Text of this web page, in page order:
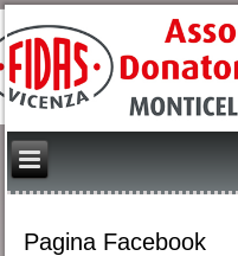
Pagina Facebook